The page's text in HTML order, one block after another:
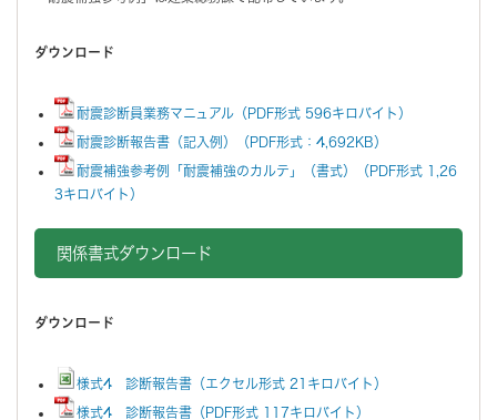
ダウンロード
耐震診断員業務マニュアル（PDF形式 596キロバイト）
耐震診断報告書（記入例）（PDF形式：4,692KB）
耐震補強参考例「耐震補強のカルテ」（書式）（PDF形式 1,26
3キロバイト）
関係書式ダウンロード
ダウンロード
様式4 診断報告書（エクセル形式 21キロバイト）
様式4 診断報告書（PDF形式 117キロバイト）